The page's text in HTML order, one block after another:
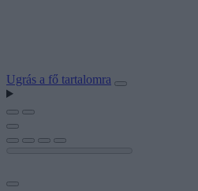
Ugrás a fő tartalomra